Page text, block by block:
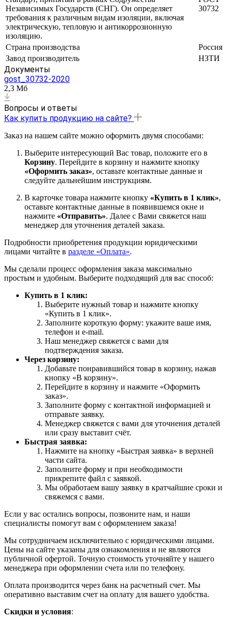
Независимых Государств (СНГ). Он определяет
требования к различным видам изоляции, включая
электрическую, тепловую и антикоррозионную
изоляцию.
30732
Страна производства
Россия
Завод производитель
НЗТИ
Документы
gost_30732-2020
2,3 Мб
Вопросы и ответы
Как купить продукцию на сайте?
Заказ на нашем сайте можно оформить двумя способами:
Выберите интересующий Вас товар, положите его в
Корзину. Перейдите в корзину и нажмите кнопку
«Оформить заказ», оставьте контактные данные и
следуйте дальнейшим инструкциям.
В карточке товара нажмите кнопку «Купить в 1 клик»,
оставьте контактные данные в появившемся окне и
нажмите «Отправить». Далее с Вами свяжется наш
менеджер для уточнения деталей заказа.
Подробности приобретения продукции юридическими
лицами читайте в разделе «Оплата».
Мы сделали процесс оформления заказа максимально
простым и удобным. Выберите подходящий для вас способ:
Купить в 1 клик:
Выберите нужный товар и нажмите кнопку
«Купить в 1 клик».
Заполните короткую форму: укажите ваше имя,
телефон и e-mail.
Наш менеджер свяжется с вами для
подтверждения заказа.
Через корзину:
Добавьте понравившийся товар в корзину, нажав
кнопку «В корзину».
Перейдите в корзину и нажмите «Оформить
заказ».
Заполните форму с контактной информацией и
отправьте заявку.
Менеджер свяжется с вами для уточнения деталей
или сразу выставит счёт.
Быстрая заявка:
Нажмите на кнопку «Быстрая заявка» в верхней
части сайта.
Заполните форму и при необходимости
прикрепите файл с заявкой.
Мы обработаем вашу заявку в кратчайшие сроки и
свяжемся с вами.
Если у вас остались вопросы, позвоните нам, и наши
специалисты помогут вам с оформлением заказа!
Мы сотрудничаем исключительно с юридическими лицами.
Цены на сайте указаны для ознакомления и не являются
публичной офертой. Точную стоимость уточняйте у нашего
менеджера при оформлении счета или по телефону.
Оплата производится через банк на расчетный счет. Мы
оперативно выставим счет на оплату для вашего удобства.
Скидки и условия: